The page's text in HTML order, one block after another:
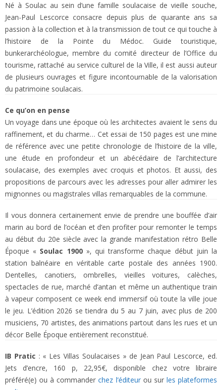
Né à Soulac au sein d’une famille soulacaise de vieille souche,
Jean-Paul Lescorce consacre depuis plus de quarante ans sa
passion à la collection et à la transmission de tout ce qui touche à
l’histoire de la Pointe du Médoc. Guide touristique,
bunkerarchéologue, membre du comité directeur de l’Office du
tourisme, rattaché au service culturel de la Ville, il est aussi auteur
de plusieurs ouvrages et figure incontournable de la valorisation
du patrimoine soulacais.
Ce qu’on en pense
Un voyage dans une époque où les architectes avaient le sens du
raffinement, et du charme… Cet essai de 150 pages est une mine
de référence avec une petite chronologie de l’histoire de la ville,
une étude en profondeur et un abécédaire de l’architecture
soulacaise, des exemples avec croquis et photos. Et aussi, des
propositions de parcours avec les adresses pour aller admirer les
mignonnes ou magistrales villas remarquables de la commune.
Il vous donnera certainement envie de prendre une bouffée d’air
marin au bord de l’océan et d’en profiter pour remonter le temps
au début du 20e siècle avec la grande manifestation rétro Belle
Époque « Soulac 1900 », qui transforme chaque début juin la
station balnéaire en véritable carte postale des années 1900.
Dentelles, canotiers, ombrelles, vieilles voitures, calèches,
spectacles de rue, marché d’antan et même un authentique train
à vapeur composent ce week end immersif où toute la ville joue
le jeu. L’édition 2026 se tiendra du 5 au 7 juin, avec plus de 200
musiciens, 70 artistes, des animations partout dans les rues et un
décor Belle Époque entièrement reconstitué.
IB Pratic : « Les Villas Soulacaises » de Jean Paul Lescorce, ed.
Jets d’encre, 160 p, 22,95€, disponible chez votre libraire
préféré(e) ou à commanderchez l’éditeurou sur les plateformes